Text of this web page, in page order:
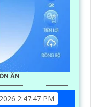
ĂN
2:47:47 PM